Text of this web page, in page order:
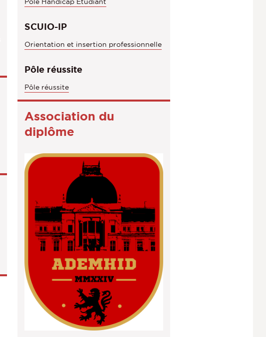
n
s
Pôle Handicap Étudiant
SCUIO-IP
Orientation et insertion professionnelle
Pôle réussite
Pôle réussite
Association du
diplôme